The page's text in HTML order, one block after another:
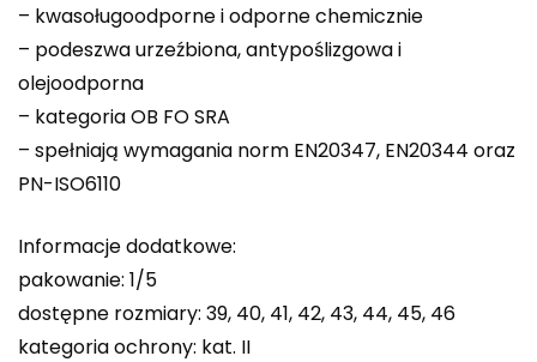
– kwasoługoodporne i odporne chemicznie
– podeszwa urzeźbiona, antypoślizgowa i
olejoodporna
– kategoria OB FO SRA
– spełniają wymagania norm EN20347, EN20344 oraz
PN-ISO6110
Informacje dodatkowe:
pakowanie: 1/5
dostępne rozmiary: 39, 40, 41, 42, 43, 44, 45, 46
kategoria ochrony: kat. II